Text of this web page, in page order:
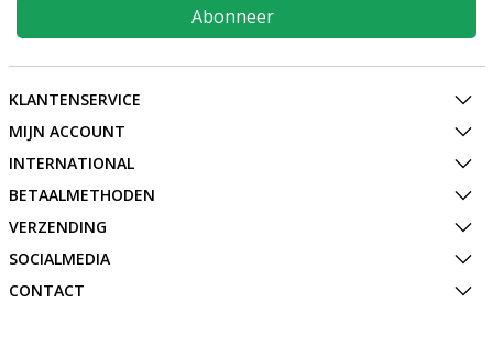
Abonneer
KLANTENSERVICE
MIJN ACCOUNT
INTERNATIONAL
BETAALMETHODEN
VERZENDING
SOCIALMEDIA
CONTACT